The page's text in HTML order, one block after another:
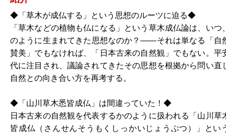
◆「草木が成仏する」という思想のルーツに迫る◆
「草木などの植物も仏になる」という草木成仏論は、いつ
のように生まれてきた思想なのか？――それは単なる「自
賛美」でもなければ、「日本古来の自然観」でもない。平
代に注目され、議論されてきたその思想を根拠から問い直
自然との向き合い方を再考する。
◆「山川草木悉皆成仏」は間違っていた！◆
日本古来の自然観を代表するかのように扱われる「山川草
皆成仏（さんせんそうもくしっかいじょうぶつ）」とい